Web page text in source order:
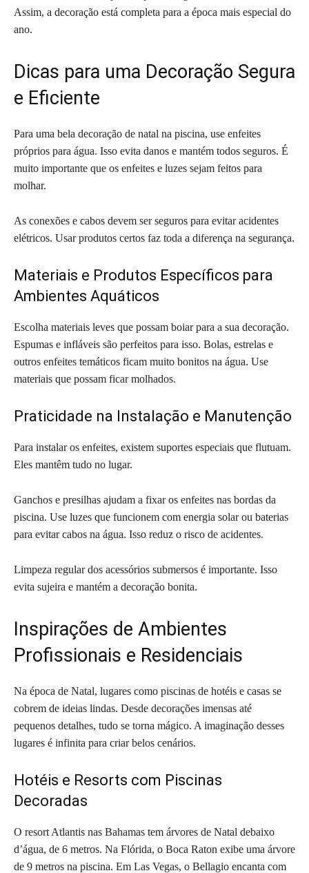
Assim, a decoração está completa para a época mais especial do
ano.
Dicas para uma Decoração Segura
e Eficiente
Para uma bela decoração de natal na piscina, use enfeites
próprios para água. Isso evita danos e mantém todos seguros. É
muito importante que os enfeites e luzes sejam feitos para
molhar.
As conexões e cabos devem ser seguros para evitar acidentes
elétricos. Usar produtos certos faz toda a diferença na segurança.
Materiais e Produtos Específicos para
Ambientes Aquáticos
Escolha materiais leves que possam boiar para a sua decoração.
Espumas e infláveis são perfeitos para isso. Bolas, estrelas e
outros enfeites temáticos ficam muito bonitos na água. Use
materiais que possam ficar molhados.
Praticidade na Instalação e Manutenção
Para instalar os enfeites, existem suportes especiais que flutuam.
Eles mantêm tudo no lugar.
Ganchos e presilhas ajudam a fixar os enfeites nas bordas da
piscina. Use luzes que funcionem com energia solar ou baterias
para evitar cabos na água. Isso reduz o risco de acidentes.
Limpeza regular dos acessórios submersos é importante. Isso
evita sujeira e mantém a decoração bonita.
Inspirações de Ambientes
Profissionais e Residenciais
Na época de Natal, lugares como piscinas de hotéis e casas se
cobrem de ideias lindas. Desde decorações imensas até
pequenos detalhes, tudo se torna mágico. A imaginação desses
lugares é infinita para criar belos cenários.
Hotéis e Resorts com Piscinas
Decoradas
O resort Atlantis nas Bahamas tem árvores de Natal debaixo
d’água, de 6 metros. Na Flórida, o Boca Raton exibe uma árvore
de 9 metros na piscina. Em Las Vegas, o Bellagio encanta com